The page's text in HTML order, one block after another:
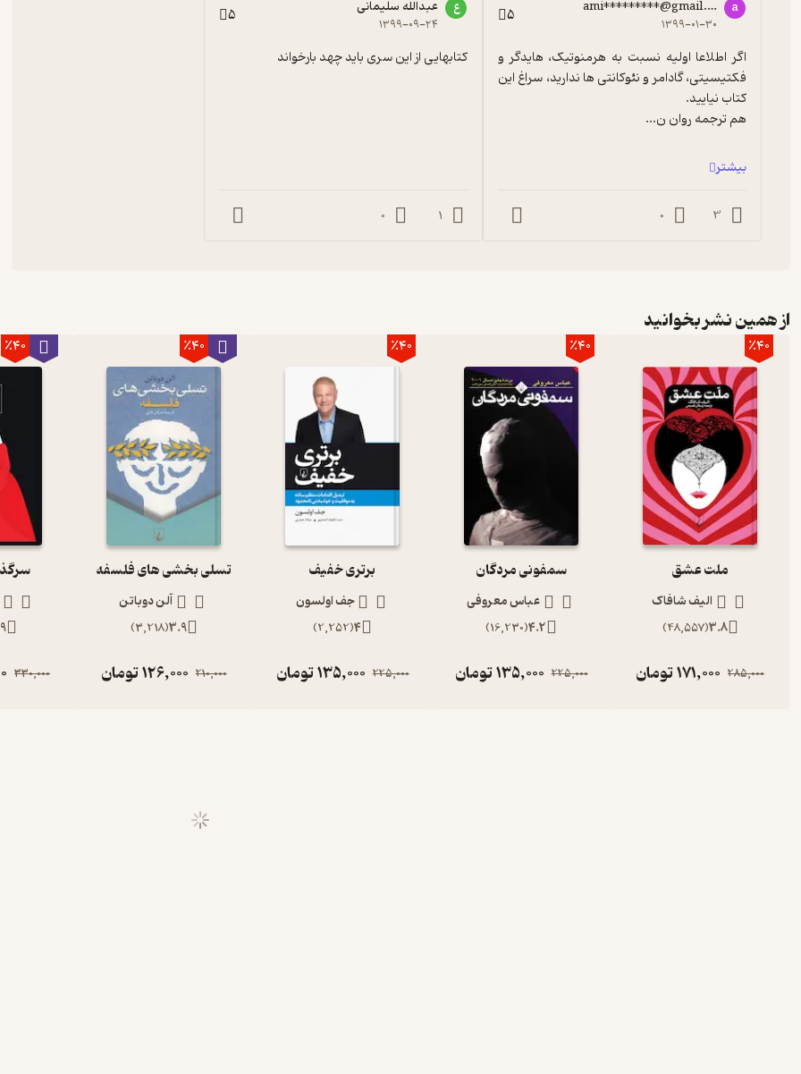
a
ami*********@gmail.com
۱۳۹۹-۰۱-۳۰ 5
هم ترجمه روان ن...
بیشتر
3
0
ع عبدالله سلیمانی
۱۳۹۹-۰۹-۲۴ 5
کتابهایی از این سری باید چهد بارخواند
1
0
از همین نشر بخوانید
٪40
ملت عشق
الیف شافاک
3.8
(
48,557
)
285,000
171,000تومان
٪40
سمفونی مردگان
عباس معروفی
4.2
(
16,230
)
225,000
135,000تومان
٪40
برتری خفیف
جف اولسون
4
(
2,252
)
225,000
135,000تومان
٪40
تسلی بخشی های فلسفه
آلن دوباتن
3.9
(
3,218
)
210,000
126,000تومان
٪40
330,000